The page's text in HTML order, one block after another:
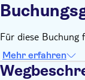
Für diese Buchung
Mehr erfahren